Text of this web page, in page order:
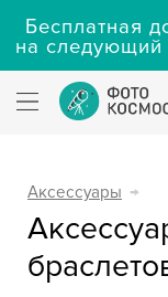
Бесплатная
на следующий
Аксессуары →